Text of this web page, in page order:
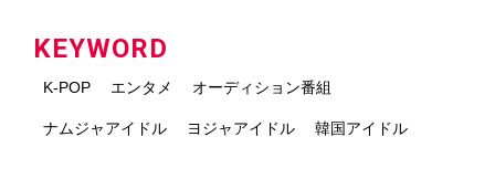
KEYWORD
K-POP エンタメ オーディション番組
ナムジャアイドル ヨジャアイドル 韓国アイドル